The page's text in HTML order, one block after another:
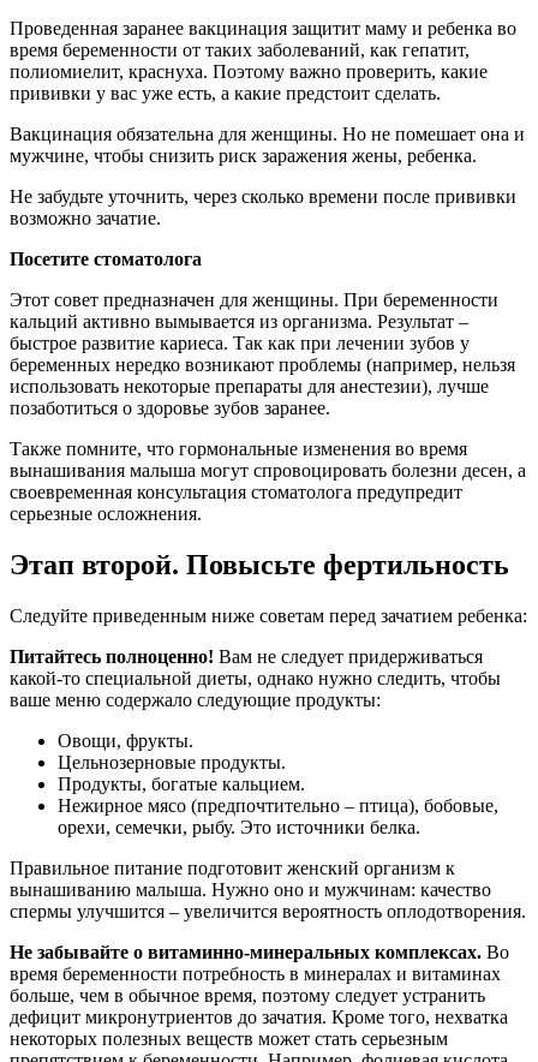
Проведенная заранее вакцинация защитит маму и ребенка во
время беременности от таких заболеваний, как гепатит,
полиомиелит, краснуха. Поэтому важно проверить, какие
прививки у вас уже есть, а какие предстоит сделать.
Вакцинация обязательна для женщины. Но не помешает она и
мужчине, чтобы снизить риск заражения жены, ребенка.
Не забудьте уточнить, через сколько времени после прививки
возможно зачатие.
Посетите стоматолога
Этот совет предназначен для женщины. При беременности
кальций активно вымывается из организма. Результат –
быстрое развитие кариеса. Так как при лечении зубов у
беременных нередко возникают проблемы (например, нельзя
использовать некоторые препараты для анестезии), лучше
позаботиться о здоровье зубов заранее.
Также помните, что гормональные изменения во время
вынашивания малыша могут спровоцировать болезни десен, а
своевременная консультация стоматолога предупредит
серьезные осложнения.
Этап второй. Повысьте фертильность
Следуйте приведенным ниже советам перед зачатием ребенка:
Питайтесь полноценно! Вам не следует придерживаться
какой-то специальной диеты, однако нужно следить, чтобы
ваше меню содержало следующие продукты:
Овощи, фрукты.
Цельнозерновые продукты.
Продукты, богатые кальцием.
Нежирное мясо (предпочтительно – птица), бобовые,
орехи, семечки, рыбу. Это источники белка.
Правильное питание подготовит женский организм к
вынашиванию малыша. Нужно оно и мужчинам: качество
спермы улучшится – увеличится вероятность оплодотворения.
Не забывайте о витаминно-минеральных комплексах. Во
время беременности потребность в минералах и витаминах
больше, чем в обычное время, поэтому следует устранить
дефицит микронутриентов до зачатия. Кроме того, нехватка
некоторых полезных веществ может стать серьезным